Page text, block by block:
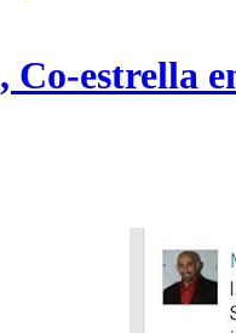
Co-estrella